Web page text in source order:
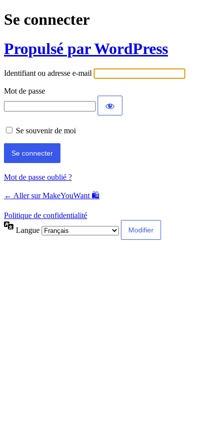
Se connecter
Propulsé par WordPress
Identifiant ou adresse e-mail
Mot de passe
Se souvenir de moi
Mot de passe oublié ?
← Aller sur MakeYouWant 🛍️
Politique de confidentialité
Langue